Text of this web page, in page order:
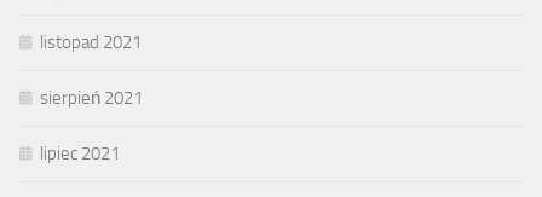
listopad 2021
sierpień 2021
lipiec 2021